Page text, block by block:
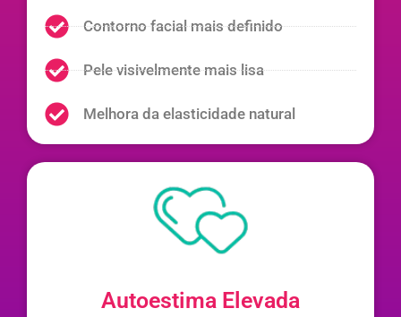
Contorno facial mais definido
Pele visivelmente mais lisa
Melhora da elasticidade natural
Autoestima Elevada